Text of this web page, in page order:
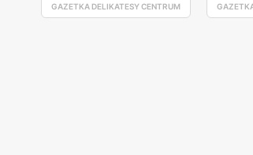
GAZETKA DELIKATESY CENTRUM